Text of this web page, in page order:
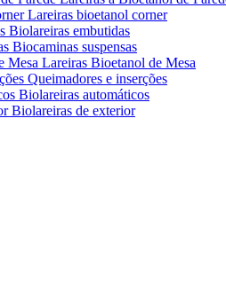
Lareiras bioetanol corner
Biolareiras embutidas
Biocaminas suspensas
Lareiras Bioetanol de Mesa
Queimadores e inserções
Biolareiras automáticos
Biolareiras de exterior